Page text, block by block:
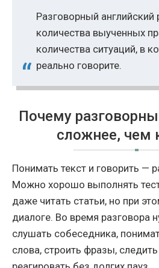
Разговорный английский
количества выученных
количества ситуаций, в
реально говорите.
Почему
сложнее, чем
Понимать текст и говорить —
Можно хорошо выполнять
даже читать статьи, но при
диалоге. Во время разговора
слушать собеседника,
слова, строить фразы,